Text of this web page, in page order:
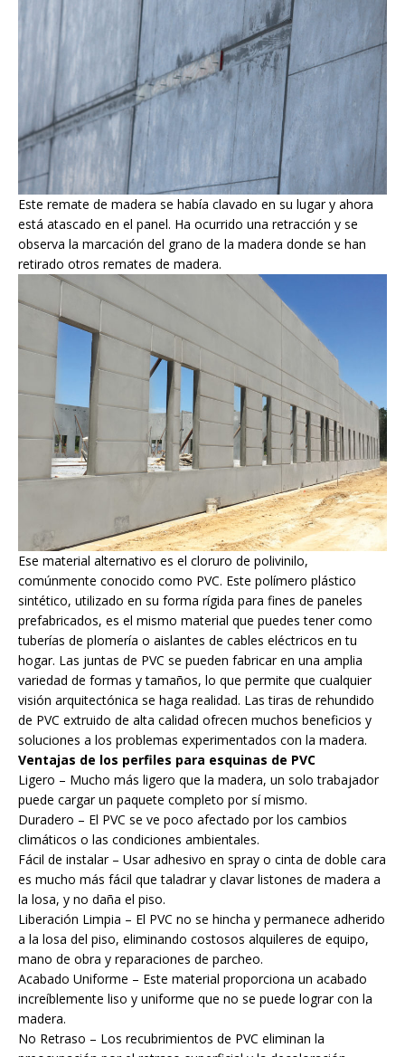
Este remate de madera se había clavado en su lugar y ahora
está atascado en el panel. Ha ocurrido una retracción y se
observa la marcación del grano de la madera donde se han
retirado otros remates de madera.
Ese material alternativo es el cloruro de polivinilo,
comúnmente conocido como PVC. Este polímero plástico
sintético, utilizado en su forma rígida para fines de paneles
prefabricados, es el mismo material que puedes tener como
tuberías de plomería o aislantes de cables eléctricos en tu
hogar. Las juntas de PVC se pueden fabricar en una amplia
variedad de formas y tamaños, lo que permite que cualquier
visión arquitectónica se haga realidad. Las tiras de rehundido
de PVC extruido de alta calidad ofrecen muchos beneficios y
soluciones a los problemas experimentados con la madera.
Ventajas de los perfiles para esquinas de PVC
Ligero – Mucho más ligero que la madera, un solo trabajador
puede cargar un paquete completo por sí mismo.
Duradero – El PVC se ve poco afectado por los cambios
climáticos o las condiciones ambientales.
Fácil de instalar – Usar adhesivo en spray o cinta de doble cara
es mucho más fácil que taladrar y clavar listones de madera a
la losa, y no daña el piso.
Liberación Limpia – El PVC no se hincha y permanece adherido
a la losa del piso, eliminando costosos alquileres de equipo,
mano de obra y reparaciones de parcheo.
Acabado Uniforme – Este material proporciona un acabado
increíblemente liso y uniforme que no se puede lograr con la
madera.
No Retraso – Los recubrimientos de PVC eliminan la